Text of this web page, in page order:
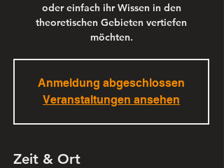
oder einfach ihr Wissen in den
theoretischen Gebieten vertiefen
möchten.
Anmeldung abgeschlossen
Veranstaltungen ansehen
Zeit & Ort